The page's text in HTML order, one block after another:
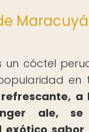
un cóctel
en
a
ale, se